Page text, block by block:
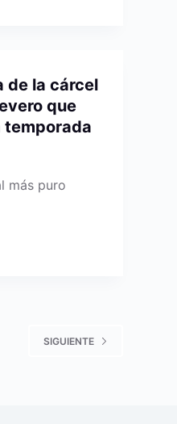
de la cárcel
que
temporada
más puro
SIGUIENTE